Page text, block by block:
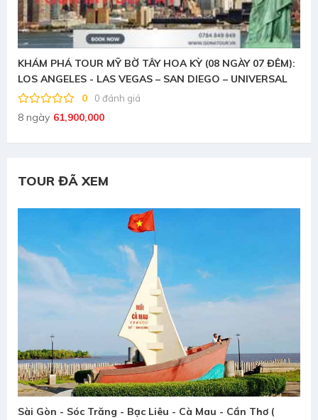
(08 NGÀY 07 ĐÊM):
– UNIVERSAL
Du lịch Campuchia: VƯỜN CHÙA
CAO NGUYÊN BOKOR – KAMPOT 2N1D
TOUR ĐÃ XEM
Sài Gòn - Sóc Trăng - Bạc Liêu - Cà Mau - Cần Thơ (